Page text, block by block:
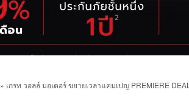
» เกรท วอลล์ มอเตอร์ ขยายเวลาแคมเปญ PREMIERE